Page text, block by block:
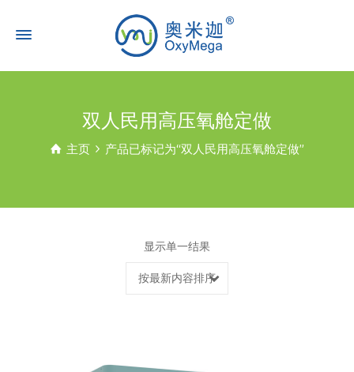
双人民用高压氧舱定做
主页 产品已标记为“双人民用高压氧舱定做”
显示单一结果
按最新内容排序